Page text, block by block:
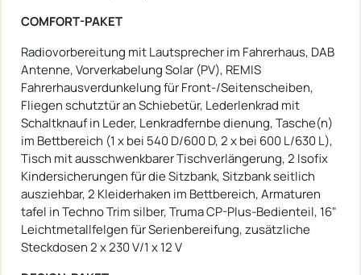
COMFORT-PAKET
Radiovorbereitung mit Lautsprecher im Fahrerhaus, DAB
Antenne, Vorverkabelung Solar (PV), REMIS
Fahrerhausverdunkelung für Front-/Seitenscheiben,
Fliegen schutztür an Schiebetür, Lederlenkrad mit
Schaltknauf in Leder, Lenkradfernbe dienung, Tasche(n)
im Bettbereich (1 x bei 540 D/600 D, 2 x bei 600 L/630 L),
Tisch mit ausschwenkbarer Tischverlängerung, 2 Isofix
Kindersicherungen für die Sitzbank, Sitzbank seitlich
ausziehbar, 2 Kleiderhaken im Bettbereich, Armaturen
tafel in Techno Trim silber, Truma CP-Plus-Bedienteil, 16"
Leichtmetallfelgen für Serienbereifung, zusätzliche
Steckdosen 2 x 230 V/1 x 12 V